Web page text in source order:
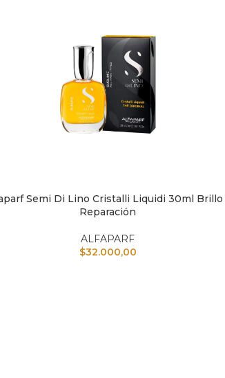
AL CARRITO
Semi Di Lino Cristalli Liquidi 30ml Brillo
Reparación
ALFAPARF
$32.000,00